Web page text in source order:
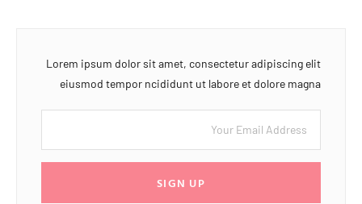
Lorem ipsum dolor sit amet, consectetur adipiscing elit
eiusmod tempor ncididunt ut labore et dolore magna
SIGN UP